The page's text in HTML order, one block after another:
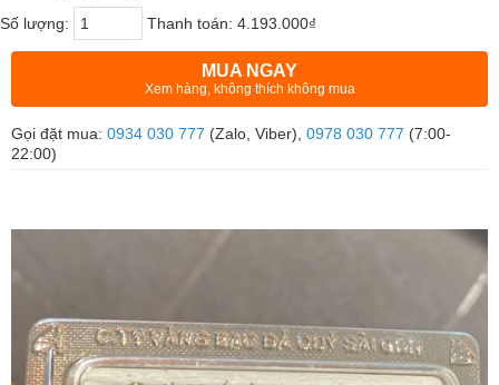
Số lượng:
Thanh toán: 4.193.000₫
MUA NGAY
Xem hàng, không thích không mua
Gọi đặt mua: 0934 030 777 (Zalo, Viber), 0978 030 777 (7:00-
22:00)